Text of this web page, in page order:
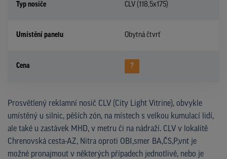
Typ nosiče CLV (118,5x175)
Umístění panelu Obytná čtvrť
Cena ?
Prosvětlený reklamní nosič CLV (City Light Vitrine), obvykle
umístěný u silnic, pěších zón, na místech s velkou kumulací lidí,
ale také u zastávek MHD, v metru či na nádraží. CLV v lokalitě
Chrenovská cesta-AZ, Nitra oproti OBI,smer BA,ČS,P,vnt je
možné pronajmout v některých případech jednotlivě, nebo je